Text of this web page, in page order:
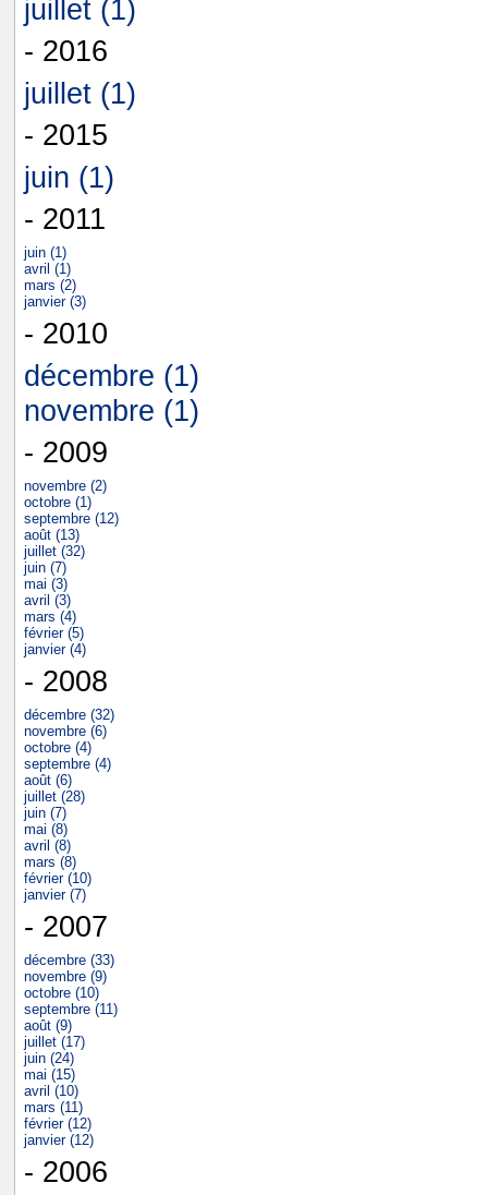
juillet (1)
- 2016
juillet (1)
- 2015
juin (1)
- 2011
juin (1)
avril (1)
mars (2)
janvier (3)
- 2010
décembre (1)
novembre (1)
- 2009
novembre (2)
octobre (1)
septembre (12)
août (13)
juillet (32)
juin (7)
mai (3)
avril (3)
mars (4)
février (5)
janvier (4)
- 2008
décembre (32)
novembre (6)
octobre (4)
septembre (4)
août (6)
juillet (28)
juin (7)
mai (8)
avril (8)
mars (8)
février (10)
janvier (7)
- 2007
décembre (33)
novembre (9)
octobre (10)
septembre (11)
août (9)
juillet (17)
juin (24)
mai (15)
avril (10)
mars (11)
février (12)
janvier (12)
- 2006